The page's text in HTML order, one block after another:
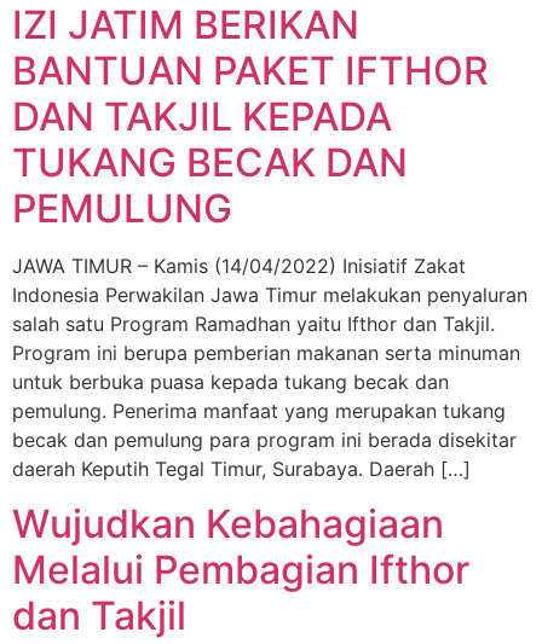
IZI JATIM BERIKAN
BANTUAN PAKET IFTHOR
DAN TAKJIL KEPADA
TUKANG BECAK DAN
PEMULUNG
JAWA TIMUR – Kamis (14/04/2022) Inisiatif Zakat
Indonesia Perwakilan Jawa Timur melakukan penyaluran
salah satu Program Ramadhan yaitu Ifthor dan Takjil.
Program ini berupa pemberian makanan serta minuman
untuk berbuka puasa kepada tukang becak dan
pemulung. Penerima manfaat yang merupakan tukang
becak dan pemulung para program ini berada disekitar
daerah Keputih Tegal Timur, Surabaya. Daerah […]
Wujudkan Kebahagiaan
Melalui Pembagian Ifthor
dan Takjil